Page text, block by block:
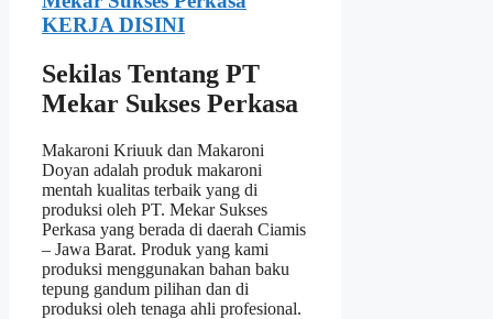
KERJA DISINI
Sekilas Tentang PT
Mekar Sukses Perkasa
Makaroni Kriuuk dan Makaroni
Doyan adalah produk makaroni
mentah kualitas terbaik yang di
produksi oleh PT. Mekar Sukses
Perkasa yang berada di daerah Ciamis
– Jawa Barat. Produk yang kami
produksi menggunakan bahan baku
tepung gandum pilihan dan di
produksi oleh tenaga ahli profesional.